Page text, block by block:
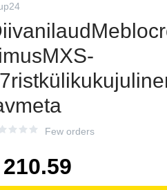
Few orders
210.59